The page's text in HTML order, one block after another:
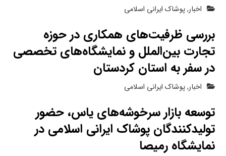
اخبار,پوشاک ایرانی اسلامی
بررسی ظرفیت‌های همکاری در حوزه
تجارت بین‌الملل و نمایشگاه‌های تخصصی
در سفر به استان کردستان
اخبار,پوشاک ایرانی اسلامی
توسعه بازار سرخوشه‌های یاس، حضور
تولیدکنندگان پوشاک ایرانی اسلامی در
نمایشگاه رمیصا